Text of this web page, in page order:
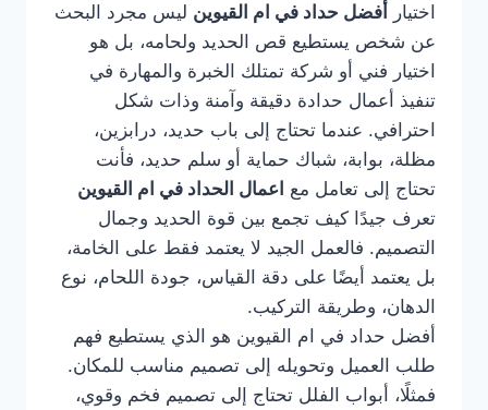
اختيار أفضل حداد في ام القيوين ليس مجرد البحث
عن شخص يستطيع قص الحديد ولحامه، بل هو
اختيار فني أو شركة تمتلك الخبرة والمهارة في
تنفيذ أعمال حدادة دقيقة وآمنة وذات شكل
احترافي. عندما تحتاج إلى باب حديد، درابزين،
مظلة، بوابة، شباك حماية أو سلم حديد، فأنت
تحتاج إلى تعامل مع اعمال الحداد في ام القيوين
تعرف جيدًا كيف تجمع بين قوة الحديد وجمال
التصميم. فالعمل الجيد لا يعتمد فقط على الخامة،
بل يعتمد أيضًا على دقة القياس، جودة اللحام، نوع
الدهان، وطريقة التركيب.
أفضل حداد في ام القيوين هو الذي يستطيع فهم
طلب العميل وتحويله إلى تصميم مناسب للمكان.
فمثلًا، أبواب الفلل تحتاج إلى تصميم فخم وقوي،